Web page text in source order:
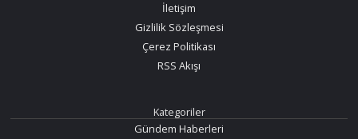
İletişim
Gizlilik Sözleşmesi
Çerez Politikası
RSS Akışı
Kategoriler
Gündem Haberleri